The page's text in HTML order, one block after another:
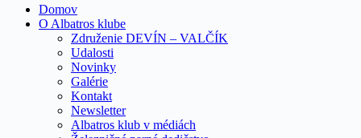
Domov
O Albatros klube
Združenie DEVÍN – VALČÍK
Udalosti
Novinky
Galérie
Kontakt
Newsletter
Albatros klub v médiách